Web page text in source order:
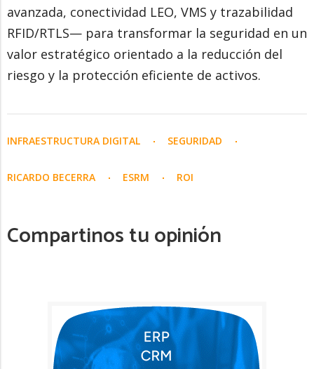
avanzada, conectividad LEO, VMS y trazabilidad
RFID/RTLS— para transformar la seguridad en un
valor estratégico orientado a la reducción del
riesgo y la protección eficiente de activos.
INFRAESTRUCTURA DIGITAL SEGURIDAD
RICARDO BECERRA ESRM ROI
Compartinos tu opinión